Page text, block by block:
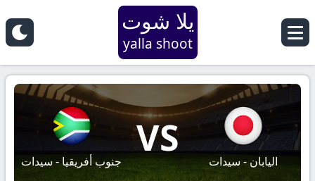
يلا شوت
yalla shoot
اليابان - سيدات
VS
جنوب أفريقيا - سيدات